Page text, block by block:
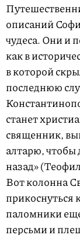
описаний
чудеса. Они и
как в
в которой
последнюю
станет
священник,
алтарю, чтобы
назад»
Вот колонна
прикоснуться
паломники
персьми и